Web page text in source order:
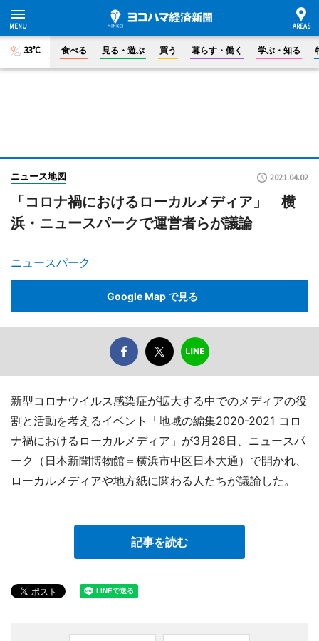
33°C 食べる 見る・遊ぶ 買う 暮らす・働く 学ぶ・知る
ニュース地図 2021.04.02
「コロナ禍におけるローカルメディア」 横
浜・ニュースパークで運営者らが議論
ニュースパーク
Google Map で見る
新型コロナウイルス感染症が拡大する中でのメディアの役
割と活動を考えるイベント「地域の編集2020-2021 コロ
ナ禍におけるローカルメディア」が3月28日、ニュースパ
ーク（日本新聞博物館＝横浜市中区日本大通）で開かれ、
ローカルメディアや地方紙に関わる人たちが議論した。
記事を読む